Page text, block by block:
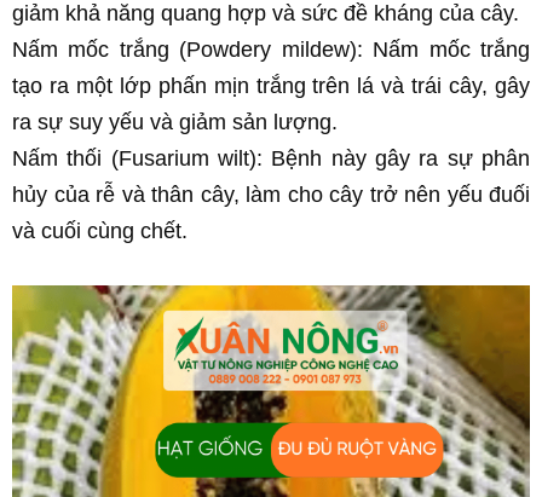
giảm khả năng quang hợp và sức đề kháng của cây.
Nấm mốc trắng (Powdery mildew): Nấm mốc trắng
tạo ra một lớp phấn mịn trắng trên lá và trái cây, gây
ra sự suy yếu và giảm sản lượng.
Nấm thối (Fusarium wilt): Bệnh này gây ra sự phân
hủy của rễ và thân cây, làm cho cây trở nên yếu đuối
và cuối cùng chết.